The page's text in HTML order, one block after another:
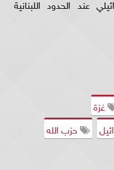
عند الحدود اللبنانية
غزة
حزب الله